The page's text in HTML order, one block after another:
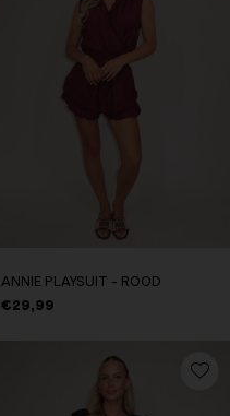
ANNIE PLAYSUIT - ROOD
€29,99